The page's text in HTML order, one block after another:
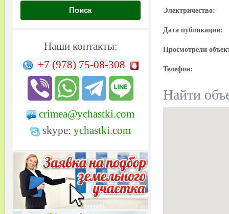
Поиск
Наши контакты:
+7 (978) 75-08-308
crimea@ychastki.com
skype: ychastki.com
Электричество:
Дата публикации:
Просмотрели
Телефон:
Найти